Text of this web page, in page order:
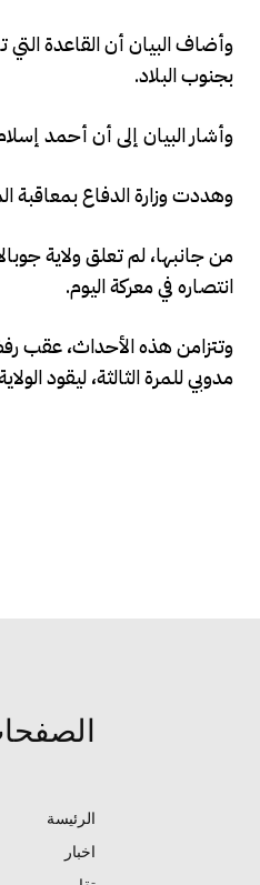
وأضاف البيان أن القاعدة
بجنوب البلاد.
وأشار البيان إلى أن أحمد
وهددت وزارة الدفاع بمعاقبة
من جانبها، لم تعلق ولاية
انتصاره في معركة اليوم.
وتتزامن هذه الأحداث، عقب
مدوبي للمرة الثالثة، ليقود
الرئيسة
اخبار